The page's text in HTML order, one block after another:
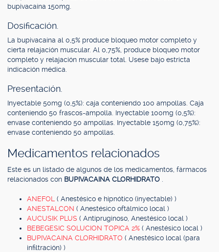
bupivacaína 150mg.
Dosificación.
La bupivacaína al 0,5% produce bloqueo motor completo y
cierta relajación muscular. Al 0,75%, produce bloqueo motor
completo y relajación muscular total. Usese bajo estricta
indicación médica.
Presentación.
Inyectable 50mg (0,5%): caja conteniendo 100 ampollas. Caja
conteniendo 50 frascos-ampolla. Inyectable 100mg (0,5%):
envase conteniendo 50 ampollas. Inyectable 150mg (0,75%):
envase conteniendo 50 ampollas.
Medicamentos relacionados
Este es un listado de algunos de los medicamentos, fármacos
relacionados con BUPIVACAINA CLORHIDRATO
ANEFOL ( Anestésico e hipnótico (inyectable) )
ANESTALCON ( Anestésico oftálmico local )
AUCUSIK PLUS ( Antipruginoso, Anestésico local )
BEBEGESIC SOLUCION TOPICA 2% ( Anestésico local )
BUPIVACAINA CLORHIDRATO ( Anestésico local (para
infiltración) )